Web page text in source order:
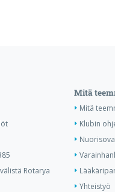
Rotarya
Mitä
Mitä
Klubin
Yhteistyö